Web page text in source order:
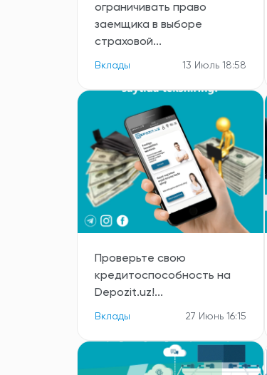
ограничивать право
заемщика в выборе
страховой...
Вклады 13 Июль 18:58
Проверьте свою
кредитоспособность на
Depozit.uz!...
Вклады 27 Июнь 16:15